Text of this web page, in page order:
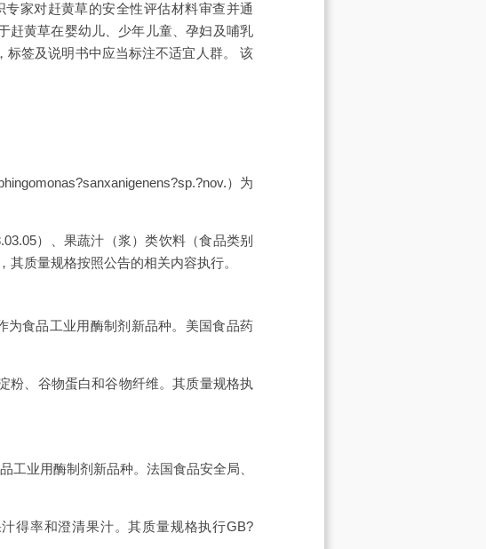
家对赶黄草的安全性评估材料审查并通
赶黄草在婴幼儿、少年儿童、孕妇及哺乳
签及说明书中应当标注不适宜人群。 该
）为
）、果蔬汁（浆）类饮料（食品类别
质量规格按照公告的相关内容执行。
为食品工业用酶制剂新品种。美国食品药
粉、谷物蛋白和谷物纤维。其质量规格执
工业用酶制剂新品种。法国食品安全局、
得率和澄清果汁。其质量规格执行GB?